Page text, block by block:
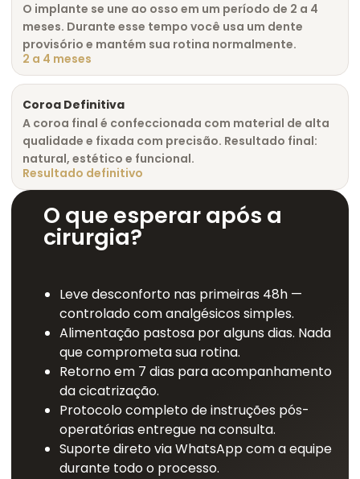
O implante se une ao osso em um período de 2 a 4
meses. Durante esse tempo você usa um dente
provisório e mantém sua rotina normalmente.
2 a 4 meses
Coroa Definitiva
A coroa final é confeccionada com material de alta
qualidade e fixada com precisão. Resultado final:
natural, estético e funcional.
Resultado definitivo
O que esperar após a
cirurgia?
Leve desconforto nas primeiras 48h —
controlado com analgésicos simples.
Alimentação pastosa por alguns dias. Nada
que comprometa sua rotina.
Retorno em 7 dias para acompanhamento
da cicatrização.
Protocolo completo de instruções pós-
operatórias entregue na consulta.
Suporte direto via WhatsApp com a equipe
durante todo o processo.